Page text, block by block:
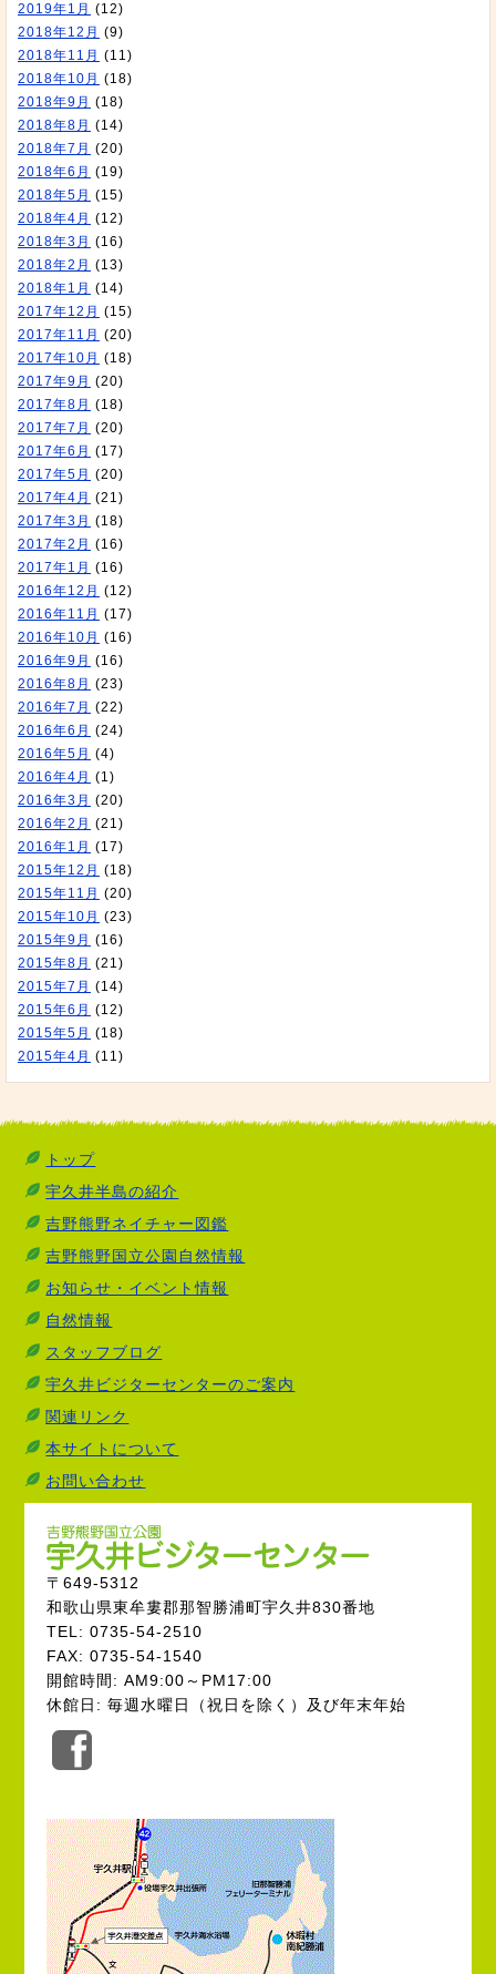
2019年1月 (12)
2018年12月 (9)
2018年11月 (11)
2018年10月 (18)
2018年9月 (18)
2018年8月 (14)
2018年7月 (20)
2018年6月 (19)
2018年5月 (15)
2018年4月 (12)
2018年3月 (16)
2018年2月 (13)
2018年1月 (14)
2017年12月 (15)
2017年11月 (20)
2017年10月 (18)
2017年9月 (20)
2017年8月 (18)
2017年7月 (20)
2017年6月 (17)
2017年5月 (20)
2017年4月 (21)
2017年3月 (18)
2017年2月 (16)
2017年1月 (16)
2016年12月 (12)
2016年11月 (17)
2016年10月 (16)
2016年9月 (16)
2016年8月 (23)
2016年7月 (22)
2016年6月 (24)
2016年5月 (4)
2016年4月 (1)
2016年3月 (20)
2016年2月 (21)
2016年1月 (17)
2015年12月 (18)
2015年11月 (20)
2015年10月 (23)
2015年9月 (16)
2015年8月 (21)
2015年7月 (14)
2015年6月 (12)
2015年5月 (18)
2015年4月 (11)
トップ
宇久井半島の紹介
吉野熊野ネイチャー図鑑
吉野熊野国立公園自然情報
お知らせ・イベント情報
自然情報
スタッフブログ
宇久井ビジターセンターのご案内
関連リンク
本サイトについて
お問い合わせ
〒649-5312
和歌山県東牟婁郡那智勝浦町宇久井830番地
TEL: 0735-54-2510
FAX: 0735-54-1540
開館時間: AM9:00～PM17:00
休館日: 毎週水曜日（祝日を除く）及び年末年始
式
Facebook